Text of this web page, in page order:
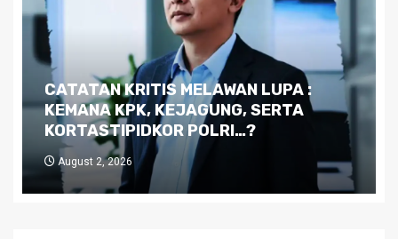
Dilema Kaltim di Tengah Krisis:
Kutukan Sumber Daya Alam dan
Pemimpin yang Tak Kreatif
July 29, 2026